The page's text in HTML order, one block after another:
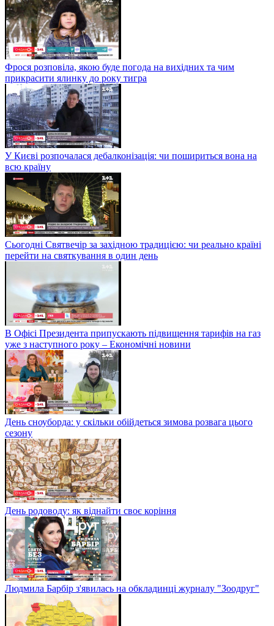
Фрося розповіла, якою буде погода на вихідних та чим
прикрасити ялинку до року тигра
У Києві розпочалася дебалконізація: чи пошириться вона на
всю країну
Сьогодні Святвечір за західною традицією: чи реально країні
перейти на святкування в один день
В Офісі Президента припускають підвищення тарифів на газ
уже з наступного року – Економічні новини
День сноуборда: у скільки обійдеться зимова розвага цього
сезону
День родоводу: як віднайти своє коріння
Людмила Барбір з'явилась на обкладинці журналу "Зоодруг"